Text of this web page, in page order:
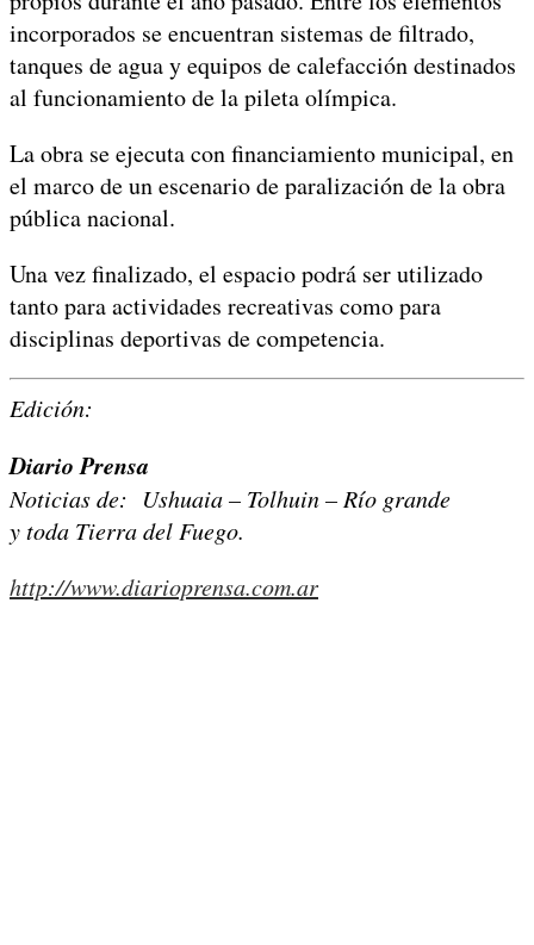
incorporados se encuentran sistemas de filtrado,
tanques de agua y equipos de calefacción destinados
al funcionamiento de la pileta olímpica.
La obra se ejecuta con financiamiento municipal, en
el marco de un escenario de paralización de la obra
pública nacional.
Una vez finalizado, el espacio podrá ser utilizado
tanto para actividades recreativas como para
disciplinas deportivas de competencia.
Edición:
Diario Prensa
Noticias de: Ushuaia – Tolhuin – Río grande
y toda Tierra del Fuego.
http://www.diarioprensa.com.ar